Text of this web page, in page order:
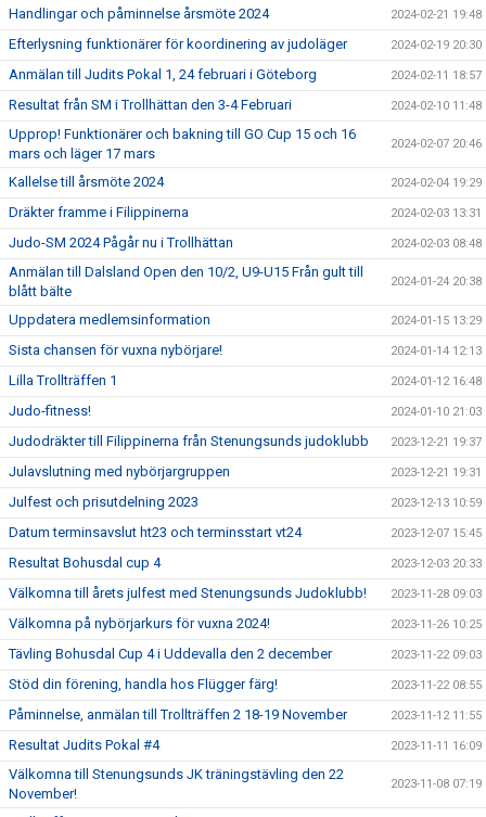
Handlingar och påminnelse årsmöte 2024 2024-02-21 19:48
Efterlysning funktionärer för koordinering av judoläger 2024-02-19 20:30
Anmälan till Judits Pokal 1, 24 februari i Göteborg 2024-02-11 18:57
Resultat från SM i Trollhättan den 3-4 Februari 2024-02-10 11:48
Upprop! Funktionärer och bakning till GO Cup 15 och 16
mars och läger 17 mars
2024-02-07 20:46
Kallelse till årsmöte 2024 2024-02-04 19:29
Dräkter framme i Filippinerna 2024-02-03 13:31
Judo-SM 2024 Pågår nu i Trollhättan 2024-02-03 08:48
Anmälan till Dalsland Open den 10/2, U9-U15 Från gult till
blått bälte
2024-01-24 20:38
Uppdatera medlemsinformation 2024-01-15 13:29
Sista chansen för vuxna nybörjare! 2024-01-14 12:13
Lilla Trollträffen 1 2024-01-12 16:48
Judo-fitness! 2024-01-10 21:03
Judodräkter till Filippinerna från Stenungsunds judoklubb 2023-12-21 19:37
Julavslutning med nybörjargruppen 2023-12-21 19:31
Julfest och prisutdelning 2023 2023-12-13 10:59
Datum terminsavslut ht23 och terminsstart vt24 2023-12-07 15:45
Resultat Bohusdal cup 4 2023-12-03 20:33
Välkomna till årets julfest med Stenungsunds Judoklubb! 2023-11-28 09:03
Välkomna på nybörjarkurs för vuxna 2024! 2023-11-26 10:25
Tävling Bohusdal Cup 4 i Uddevalla den 2 december 2023-11-22 09:03
Stöd din förening, handla hos Flügger färg! 2023-11-22 08:55
Påminnelse, anmälan till Trollträffen 2 18-19 November 2023-11-12 11:55
Resultat Judits Pokal #4 2023-11-11 16:09
Välkomna till Stenungsunds JK träningstävling den 22
November!
2023-11-08 07:19